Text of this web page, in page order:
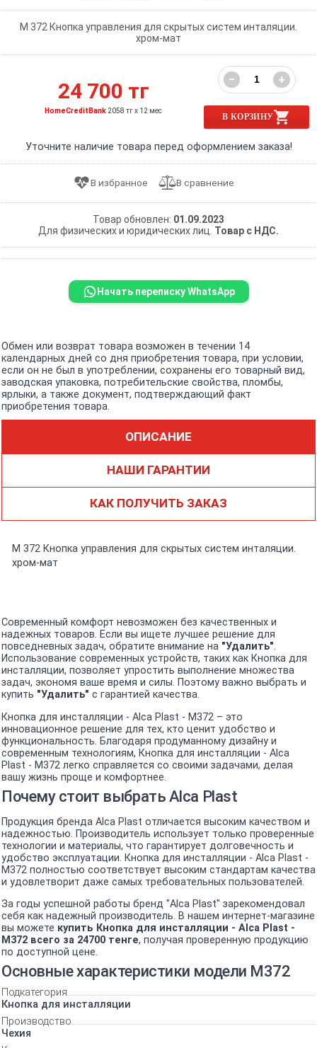
М 372 Кнопка управления для скрытых систем инталяции.
хром-мат
24 700 тг
HomeCreditBank 2058 тг x 12 мес
− +
В КОРЗИНУ
Уточните наличие товара перед оформлением заказа!
Товар обновлен: 01.09.2023
Для физических и юридических лиц. Товар с НДС.
Начать переписку WhatsApp
Обмен или возврат товара возможен в течении 14
календарных дней со дня приобретения товара, при условии,
если он не был в употреблении, сохранены его товарный вид,
заводская упаковка, потребительские свойства, пломбы,
ярлыки, а также документ, подтверждающий факт
приобретения товара.
ОПИСАНИЕ
НАШИ ГАРАНТИИ
КАК ПОЛУЧИТЬ ЗАКАЗ
М 372 Кнопка управления для скрытых систем инталяции.
хром-мат
Современный комфорт невозможен без качественных и
надежных товаров. Если вы ищете лучшее решение для
повседневных задач, обратите внимание на "Удалить".
Использование современных устройств, таких как Кнопка для
инсталляции, позволяет упростить выполнение множества
задач, экономя ваше время и силы. Поэтому важно выбрать и
купить "Удалить" с гарантией качества.
Кнопка для инсталляции - Alca Plast - M372 – это
инновационное решение для тех, кто ценит удобство и
функциональность. Благодаря продуманному дизайну и
современным технологиям, Кнопка для инсталляции - Alca
Plast - M372 легко справляется со своими задачами, делая
вашу жизнь проще и комфортнее.
Почему стоит выбрать Alca Plast
Продукция бренда Alca Plast отличается высоким качеством и
надежностью. Производитель использует только проверенные
технологии и материалы, что гарантирует долговечность и
удобство эксплуатации. Кнопка для инсталляции - Alca Plast -
M372 полностью соответствует высоким стандартам качества
и удовлетворит даже самых требовательных пользователей.
За годы успешной работы бренд "Alca Plast" зарекомендовал
себя как надежный производитель. В нашем интернет-магазине
вы можете купить Кнопка для инсталляции - Alca Plast -
M372 всего за 24700 тенге, получая проверенную продукцию
по доступной цене.
Основные характеристики модели M372
Подкатегория
Кнопка для инсталляции
Производство
Чехия